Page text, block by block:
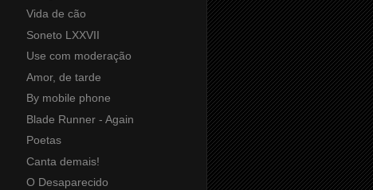
Vida de cão
Soneto LXXVII
Use com moderação
Amor, de tarde
By mobile phone
Blade Runner - Again
Poetas
Canta demais!
O Desaparecido